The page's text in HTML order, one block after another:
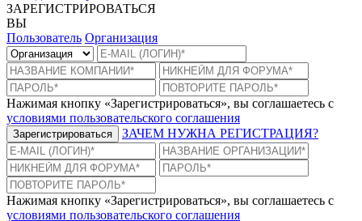
ЗАРЕГИСТРИРОВАТЬСЯ
ВЫ
Пользователь Организация
Нажимая кнопку «Зарегистрироваться», вы соглашаетесь с
условиями пользовательского соглашения
Зарегистрироваться ЗАЧЕМ НУЖНА РЕГИСТРАЦИЯ?
Нажимая кнопку «Зарегистрироваться», вы соглашаетесь с
условиями пользовательского соглашения